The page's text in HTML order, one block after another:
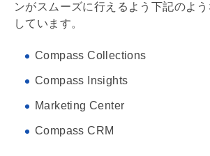
ンがスムーズに行えるよう下記のよ
しています。
Compass Collections
Compass Insights
Marketing Center
Compass CRM